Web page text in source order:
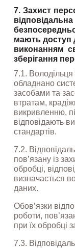
7. Захист
мають доступ
виконанням
зберігання
7.1.
обладнано
засобами та
втратам,
викривленню,
відповідають
стандартів.
7.2.
пов’язану із
обробці,
визначається
даних.
Обов’язки
роботи,
при їх обробці
7.3.